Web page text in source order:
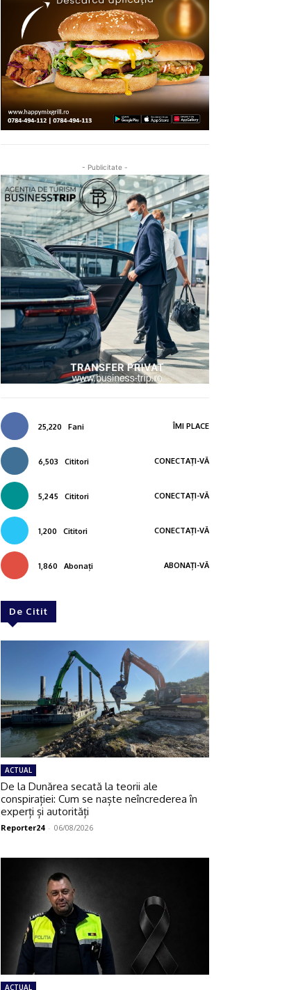
- Publicitate -
25,220 Fani ÎMI PLACE
6,503 Cititori CONECTAȚI-VĂ
5,245 Cititori CONECTAȚI-VĂ
1,200 Cititori CONECTAȚI-VĂ
1,860 Abonați ABONAȚI-VĂ
De Citit
ACTUAL
De la Dunărea secată la teorii ale
conspirației: Cum se naște neîncrederea în
experți și autorități
Reporter24 - 06/08/2026
ACTUAL